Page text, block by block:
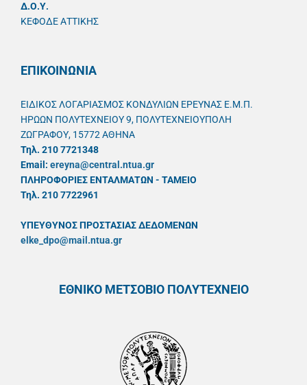
Δ.Ο.Υ.
ΚΕΦΟΔΕ ΑΤΤΙΚΗΣ
ΕΠΙΚΟΙΝΩΝΙΑ
ΕΙΔΙΚΟΣ ΛΟΓΑΡΙΑΣΜΟΣ ΚΟΝΔΥΛΙΩΝ ΕΡΕΥΝΑΣ Ε.Μ.Π.
ΗΡΩΩΝ ΠΟΛΥΤΕΧΝΕΙΟΥ 9, ΠΟΛΥΤΕΧΝΕΙΟΥΠΟΛΗ
ΖΩΓΡΑΦΟΥ, 15772 ΑΘΗΝΑ
Τηλ. 210 7721348
Email: ereyna@central.ntua.gr
ΠΛΗΡΟΦΟΡΙΕΣ ΕΝΤΑΛΜΑΤΩΝ - ΤΑΜΕΙΟ
Τηλ. 210 7722961
ΥΠΕΥΘYΝΟΣ ΠΡΟΣΤΑΣΙΑΣ ΔΕΔΟΜΕΝΩΝ
elke_dpo@mail.ntua.gr
ΕΘΝΙΚΟ ΜΕΤΣΟΒΙΟ ΠΟΛΥΤΕΧΝΕΙΟ